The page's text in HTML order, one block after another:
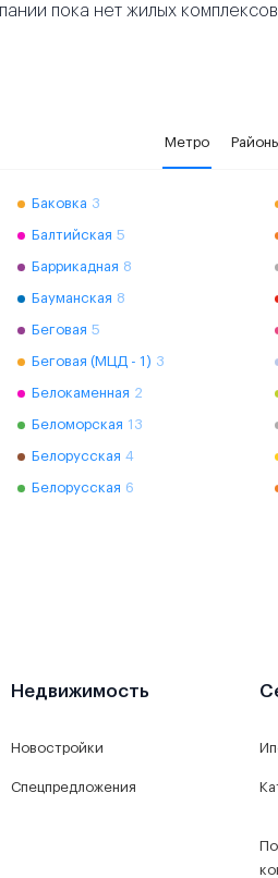
пока нет жилых комплексов
Метро
Баковка 3
Балтийская 5
Баррикадная 8
Бауманская 8
Беговая 5
Беговая (МЦД - 1) 3
Белокаменная 2
Беломорская 13
Белорусская 4
Белорусская 6
Недвижимость
Новостройки
Спецпредложения